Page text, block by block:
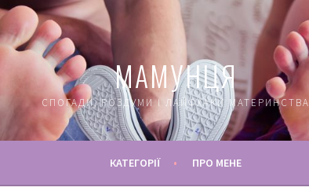
МАМУНЦЯ
СПОГАДИ, РОЗДУМИ І ЛАЙФХАКИ МАТЕРИНСТВА
КАТЕГОРІЇ ПРО МЕНЕ